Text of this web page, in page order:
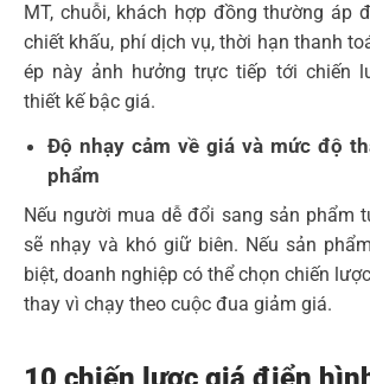
MT, chuỗi, khách hợp đồng thường áp
chiết khấu, phí dịch vụ, thời hạn thanh
ép này ảnh hưởng trực tiếp tới chiến
thiết kế bậc giá.
Độ nhạy cảm về giá và mức độ
phẩm
Nếu người mua dễ đổi sang sản phẩm
sẽ nhạy và khó giữ biên. Nếu sản
biệt, doanh nghiệp có thể chọn chiến
thay vì chạy theo cuộc đua giảm giá.